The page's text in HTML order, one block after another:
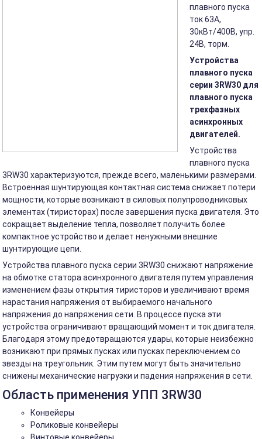
плавного пуска
ток 63A,
30кВт/400В, упр.
24В, торм.
Устройства
плавного пуска
серии 3RW30 для
плавного пуска
трехфазных
асинхронных
двигателей.
Устройства
плавного пуска
3RW30 характеризуются, прежде всего, маленькими размерами.
Встроенная шунтирующая контактная система снижает потери
мощности, которые возникают в силовых полупроводниковых
элементах (тиристорах) после завершения пуска двигателя. Это
сокращает выделение тепла, позволяет получить более
компактное устройство и делает ненужными внешние
шунтирующие цепи.
Устройства плавного пуска серии 3RW30 снижают напряжение
на обмотке статора асинхронного двигателя путем управления
изменением фазы открытия тиристоров и увеличивают время
нарастания напряжения от выбираемого начального
напряжения до напряжения сети. В процессе пуска эти
устройства ограничивают вращающий момент и ток двигателя.
Благодаря этому предотвращаются удары, которые неизбежно
возникают при прямых пусках или пусках переключением со
звезды на треугольник. Этим путем могут быть значительно
снижены механические нагрузки и падения напряжения в сети.
Область применения УПП 3RW30
Конвейеры
Роликовые конвейеры